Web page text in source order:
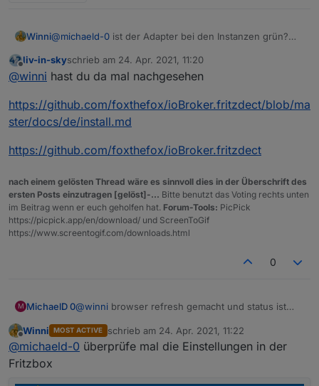
Winni@michaeld-0 ist der Adapter bei den Instanzen grün?
Offline
liv-in-skyschrieb am 24. Apr. 2021, 11:20
zuletzt editiert von
@winni hast du da mal nachgesehen
https://github.com/foxthefox/ioBroker.fritzdect/blob/ma
ster/docs/de/install.md
https://github.com/foxthefox/ioBroker.fritzdect
nach einem gelösten Thread wäre es sinnvoll dies in der Überschrift des
ersten Posts einzutragen [gelöst]-... Bitte benutzt das Voting rechts unten
im Beitrag wenn er euch geholfen hat. Forum-Tools: PicPick
https://picpick.app/en/download/ und ScreenToGif
https://www.screentogif.com/downloads.html
0
M MichaelD 0@winni browser refresh gemacht und status ist
Offline
Winni MOST ACTIVE schrieb am 24. Apr. 2021, 11:22
zuletzt editiert von
@michaeld-0 überprüfe mal die Einstellungen in der
Fritzbox